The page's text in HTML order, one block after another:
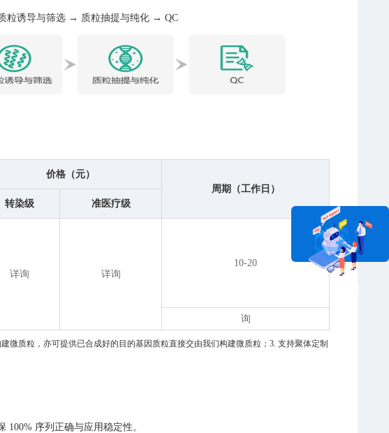
粒诱导与筛选 → 质粒抽提与纯化 → QC
价格（元）
周期（工作日）
转染级
准医疗级
详询 详询
10-20
询
微质粒，亦可提供已合成好的目的基因质粒直接交由我们构建微质粒；3. 支持聚体定制
100% 序列正确与应用稳定性。
在线咨询